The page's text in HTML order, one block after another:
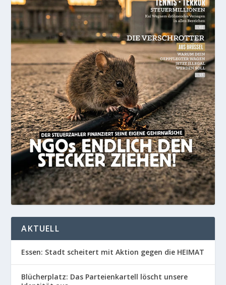
AKTUELL
Essen: Stadt scheitert mit Aktion gegen die HEIMAT
Blücherplatz: Das Parteienkartell löscht unsere